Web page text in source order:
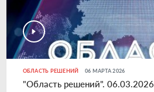
ОБЛАСТЬ РЕШЕНИЙ 06 МАРТА 2026
"Область решений". 06.03.2026